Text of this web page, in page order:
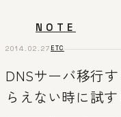
NOTE
2014.02.27 ETC
DNSサーバ移行
らえない時に試